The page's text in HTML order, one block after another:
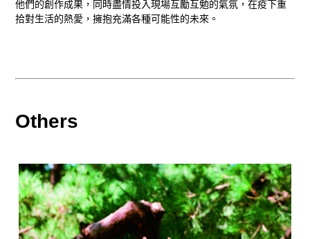
他們的創作成果，同時盡情投入現場互勵互勉的氣氛，在疫下重
拾對生活的熱愛，擁抱充滿各種可能性的未來。
Others